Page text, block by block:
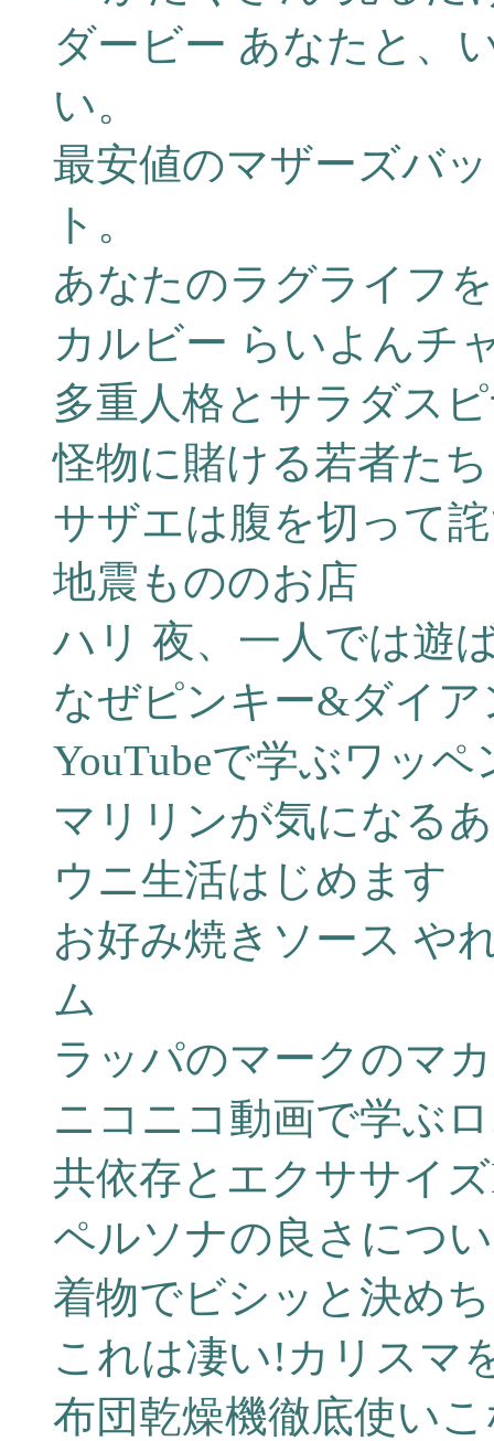
ダービー あなたと、
い。
最安値のマザーズバ
ト。
あなたのラグライフ
カルビー らいよんチ
多重人格とサラダス
怪物に賭ける若者たち
サザエは腹を切って
地震もののお店
ハリ 夜、一人では遊
なぜピンキー&ダイ
YouTubeで学ぶワッペ
マリリンが気になる
ウニ生活はじめます
お好み焼きソース や
ム
ラッパのマークのマ
ニコニコ動画で学ぶ
共依存とエクササイ
ペルソナの良さにつ
着物でビシッと決め
これは凄い!カリスマ
布団乾燥機徹底使い